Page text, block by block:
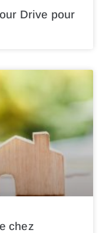
Drive pour
chez